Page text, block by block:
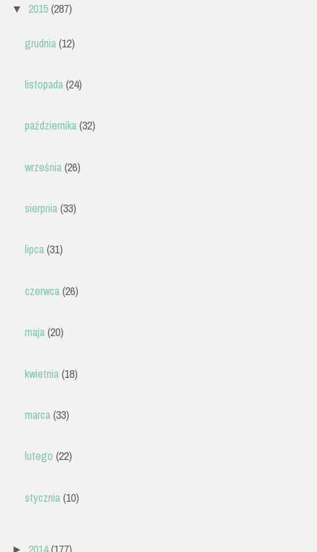
▼ 2015(287)
grudnia(12)
listopada(24)
października(32)
września(26)
sierpnia(33)
lipca(31)
czerwca(26)
maja(20)
kwietnia(18)
marca(33)
lutego (22)
stycznia(10)